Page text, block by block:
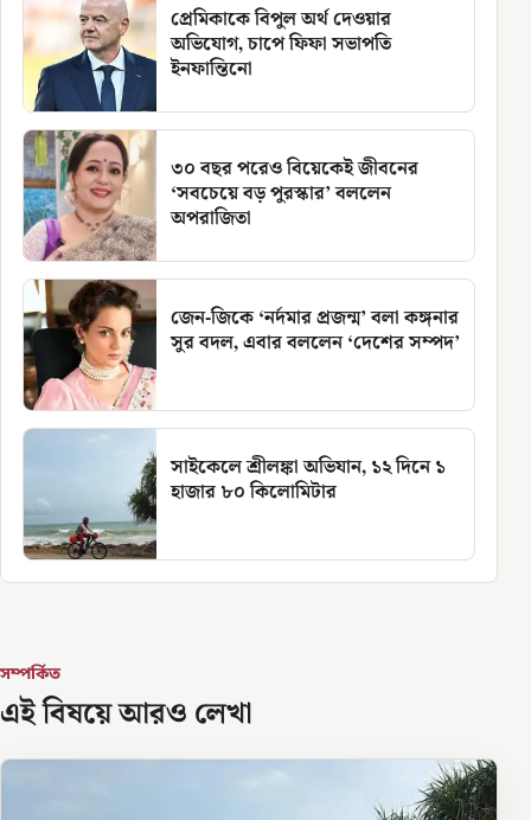
প্রেমিকাকে বিপুল অর্থ দেওয়ার
অভিযোগ, চাপে ফিফা সভাপতি
ইনফান্তিনো
৩০ বছর পরেও বিয়েকেই জীবনের
‘সবচেয়ে বড় পুরস্কার’ বললেন
অপরাজিতা
জেন-জিকে ‘নর্দমার প্রজন্ম’ বলা কঙ্গনার
সুর বদল, এবার বললেন ‘দেশের সম্পদ’
সাইকেলে শ্রীলঙ্কা অভিযান, ১২ দিনে ১
হাজার ৮০ কিলোমিটার
সম্পর্কিত
এই বিষয়ে আরও লেখা